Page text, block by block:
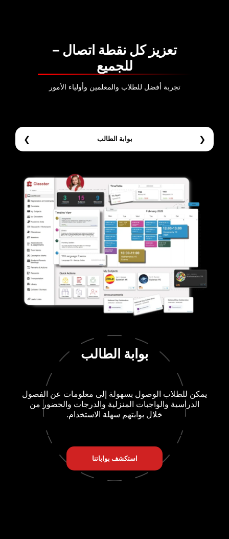
كل نقطة اتصال –
أفضل للطلاب والمعلمين وأولياء الأمور
بوابة الطالب
الوصول بسهولة إلى معلومات عن الفصول
والواجبات المنزلية والدرجات والحضور من
خلال بوابتهم سهلة الاستخدام.
استكشف بواباتنا